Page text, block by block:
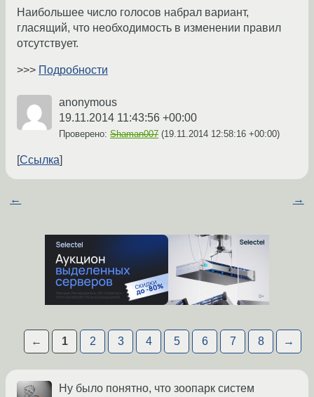
Наибольшее число голосов набрал вариант,
гласящий, что необходимость в изменении правил
отсутствует.
>>> Подробности
anonymous
19.11.2014 11:43:56 +00:00
Проверено: Shaman007 (19.11.2014 12:58:16 +00:00)
Ссылка
← →
← 1 2 3 4 5 6 7 8 →
Ну было понятно, что зоопарк систем